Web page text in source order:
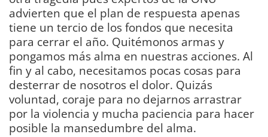
advierten que el plan de respuesta apenas
tiene un tercio de los fondos que necesita
para cerrar el año. Quitémonos armas y
pongamos más alma en nuestras acciones. Al
fin y al cabo, necesitamos pocas cosas para
desterrar de nosotros el dolor. Quizás
voluntad, coraje para no dejarnos arrastrar
por la violencia y mucha paciencia para hacer
posible la mansedumbre del alma.